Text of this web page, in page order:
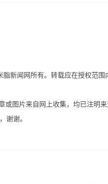
新闻网所有。转载应在授权范
或图片来自网上收集，均已注明
谢谢。